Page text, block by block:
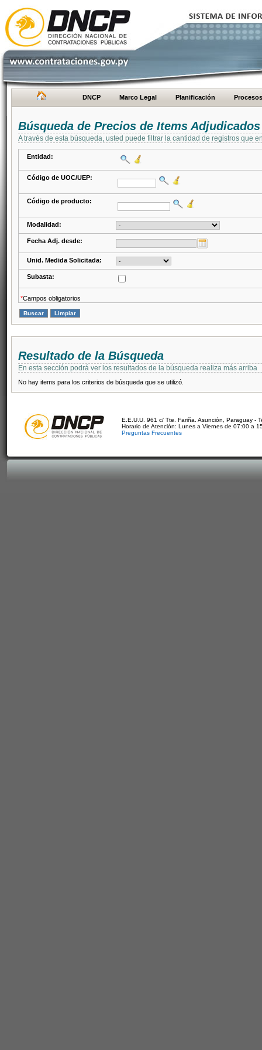
DNCP Marco Legal Planificación Procesos
Búsqueda de Precios de Items Adjudicados
A través de esta búsqueda, usted puede filtrar la cantidad de registros que
Entidad:
Código de UOC/UEP:
Código de producto:
Modalidad:
Fecha Adj. desde:
Unid. Medida Solicitada:
Subasta:
*Campos obligatorios
Resultado de la Búsqueda
En esta sección podrá ver los resultados de la búsqueda realiza más arriba
No hay items para los criterios de búsqueda que se utilizó.
E.E.U.U. 961 c/ Tte. Fariña. Asunción, Paraguay -
Horario de Atención: Lunes a Viernes de 07:00 a
Preguntas Frecuentes